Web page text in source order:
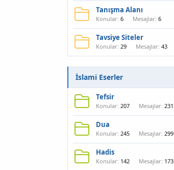
Tanışma Alanı
Konular 6 Mesajlar 6
Tavsiye Siteler
Konular 29 Mesajlar 43
İslami Eserler
Tefsir
Konular 207 Mesajlar 231
Dua
Konular 245 Mesajlar 299
Hadis
Konular 142 Mesajlar 173